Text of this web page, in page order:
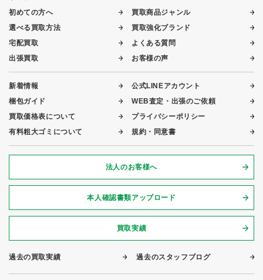
初めての方へ
選べる買取方法
宅配買取
出張買取
買取商品ジャンル
買取強化ブランド
よくある質問
お客様の声
新着情報
梱包ガイド
買取価格表について
有料粗大ゴミについて
公式LINEアカウント
WEB査定・出張のご依頼
プライバシーポリシー
規約・同意書
法人のお客様へ
本人確認書類アップロード
買取実績
過去の買取実績 過去のスタッフブログ